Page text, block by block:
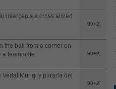
intercepts a cross aimed
90+2'
the ball from a corner on
a teammate.
90+2'
Vedat Muriqi y parada del
90+2'